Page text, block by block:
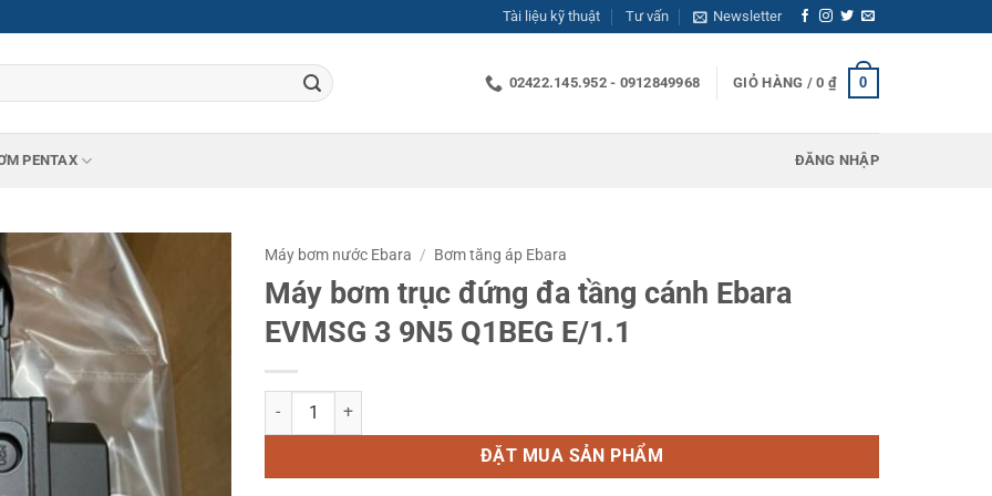
Tài liệu kỹ thuật Tư vấn Newsletter
02422.145.952 - 0912849968 GIỎ HÀNG /0 ₫ 0
PENTAX ĐĂNG NHẬP
Máy bơm nước Ebara / Bơm tăng áp Ebara
Máy bơm trục đứng đa tầng cánh Ebara
EVMSG 3 9N5 Q1BEG E/1.1
Máy bơm trục đứng đa tầng cánh Ebara EVMSG 3 9N5 Q1BEG E/1.1 số lượng
ĐẶT MUA SẢN PHẨM